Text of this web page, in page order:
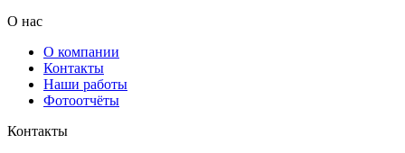
О нас
О компании
Контакты
Наши работы
Фотоотчёты
Контакты